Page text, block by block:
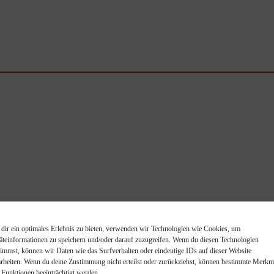
ein optimales Erlebnis zu bieten, verwenden wir Technologien wie Cookies, um
zu speichern und/oder darauf zuzugreifen. Wenn du diesen Technologien
können wir Daten wie das Surfverhalten oder eindeutige IDs auf dieser Website
Wenn du deine Zustimmung nicht erteilst oder zurückziehst, können bestimmte
beeinträchtigt werden.